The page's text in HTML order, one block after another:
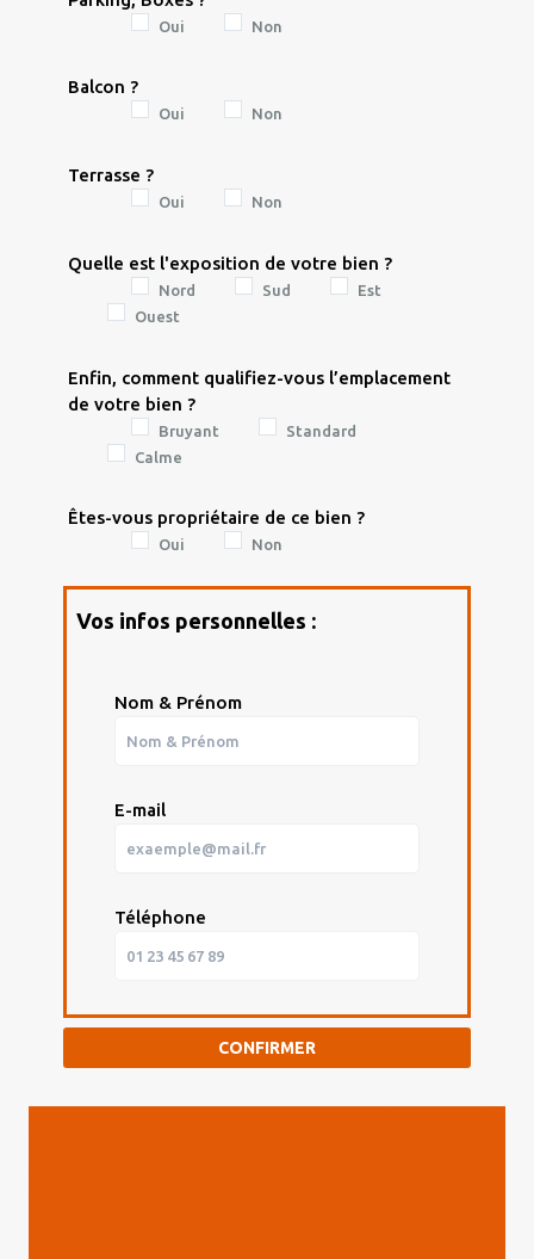
Oui Non
Balcon ?
Oui Non
Terrasse ?
Oui Non
Quelle est l'exposition de votre bien ?
Nord Sud
Est
Ouest
Enfin, comment qualifiez-vous l’emplacement
de votre bien ?
Bruyant
Standard
Calme
Êtes-vous propriétaire de ce bien ?
Oui Non
Vos infos personnelles :
Nom & Prénom
E-mail
Téléphone